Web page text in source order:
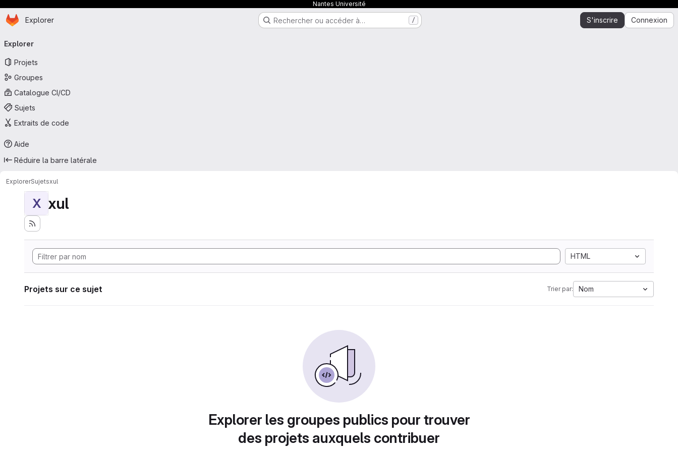
Nantes Université
Passer au contenu principal
Page d'accueil
Explorer Rechercher ou accéder à… / S'inscrire Connexion
principale
Explorer
Projets
Groupes
Catalogue CI/CD
Sujets
Extraits de code
Aide
Réduire la barre latérale
ExplorerSujetsxul
X xul
HTML
Projets sur ce sujet Trier par: Nom
Explorer les groupes publics pour trouver
des projets auxquels contribuer